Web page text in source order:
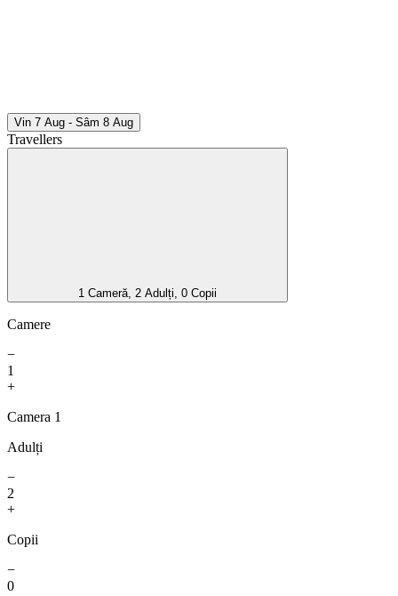
Vin 7 Aug - Sâm 8 Aug
Travellers
1 Cameră, 2 Adulți, 0 Copii
Camere
−
1
+
Camera 1
Adulți
−
2
+
Copii
−
0